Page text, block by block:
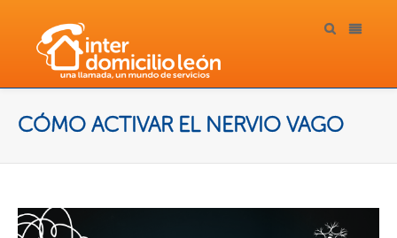
CÓMO ACTIVAR EL NERVIO VAGO